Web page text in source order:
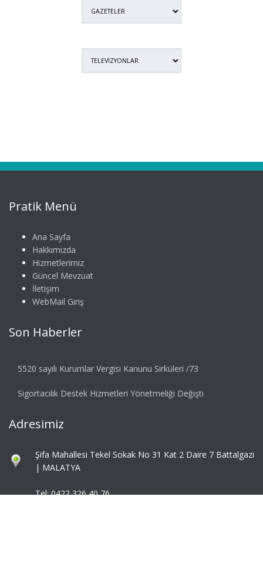
Pratik Menü
Ana Sayfa
Hakkımızda
Hizmetlerimiz
Güncel Mevzuat
İletişim
WebMail Giriş
Son Haberler
5520 sayılı Kurumlar Vergisi Kanunu Sirküleri /73
Sigortacılık Destek Hizmetleri Yönetmeliği Değişti
Adresimiz
Şifa Mahallesi Tekel Sokak No 31 Kat 2 Daire 7 Battalgazi
| MALATYA
Tel: 0422 326 40 76